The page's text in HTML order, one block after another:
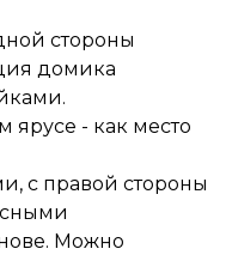
стороны
домика
- как место
с правой стороны
Можно